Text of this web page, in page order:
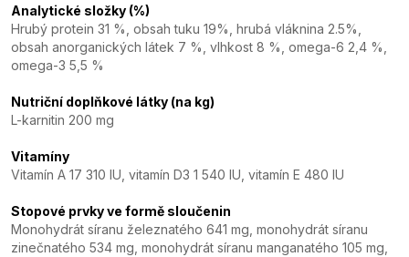
Analytické složky (%)
Hrubý protein 31 %, obsah tuku 19%, hrubá vláknina 2.5%,
obsah anorganických látek 7 %, vlhkost 8 %, omega-6 2,4 %,
omega-3 5,5 %
Nutriční doplňkové látky (na kg)
L-karnitin 200 mg
Vitamíny
Vitamín A 17 310 IU, vitamín D3 1 540 IU, vitamín E 480 IU
Stopové prvky ve formě sloučenin
Monohydrát síranu železnatého 641 mg, monohydrát síranu
zinečnatého 534 mg, monohydrát síranu manganatého 105 mg,